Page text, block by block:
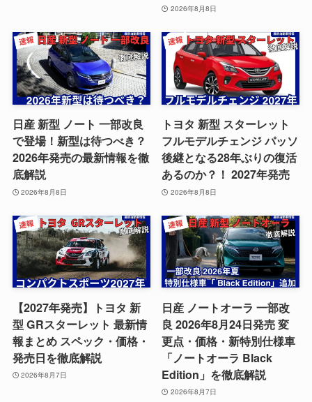
2026年8月8日
日産 新型 ノート 一部改良
で登場！新型は待つべき？
2026年発売の最新情報を徹
底解説
2026年8月8日
トヨタ 新型 スターレット
フルモデルチェンジ パッソ
後継となる28年ぶりの復活
あるのか？！ 2027年発売
2026年8月8日
【2027年発売】トヨタ 新
型 GRスターレット 最新情
報まとめ スペック・価格・
発売日を徹底解説
2026年8月7日
日産 ノートオーラ 一部改
良 2026年8月24日発売 変
更点・価格・新特別仕様車
「ノートオーラ Black
Edition」を徹底解説
2026年8月7日